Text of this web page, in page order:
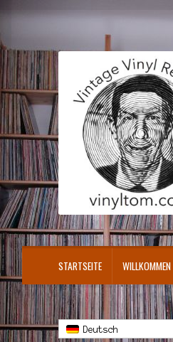
Zur
Navigation
springen
Zum
springen
STARTSEITE
Deutsch